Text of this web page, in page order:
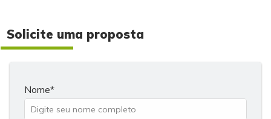
Solicite uma proposta
Nome